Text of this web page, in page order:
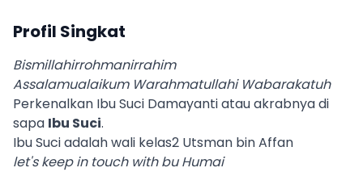
Profil Singkat
Bismillahirrohmanirrahim
Assalamualaikum Warahmatullahi Wabarakatuh
Perkenalkan Ibu Suci Damayanti atau akrabnya di
sapa Ibu Suci.
Ibu Suci adalah wali kelas2 Utsman bin Affan
let's keep in touch with bu Humai